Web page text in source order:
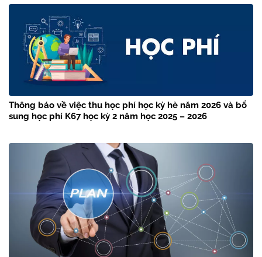
Thông báo về việc thu học phí học kỳ hè năm 2026 và bổ
sung học phí K67 học kỳ 2 năm học 2025 – 2026